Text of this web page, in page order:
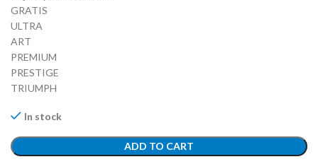
GRATIS
ULTRA
ART
PREMIUM
PRESTIGE
TRIUMPH
In stock
ADD TO CART